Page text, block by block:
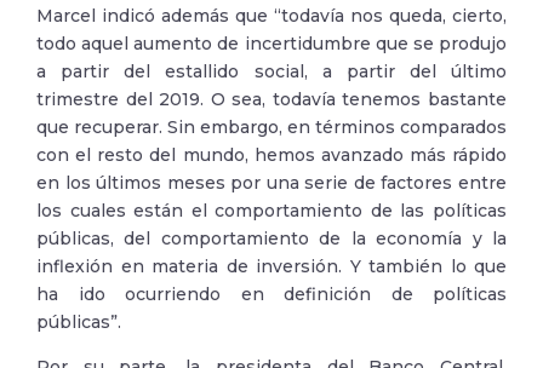
Marcel indicó además que “todavía nos queda, cierto,
todo aquel aumento de incertidumbre que se produjo
a partir del estallido social, a partir del último
trimestre del 2019. O sea, todavía tenemos bastante
que recuperar. Sin embargo, en términos comparados
con el resto del mundo, hemos avanzado más rápido
en los últimos meses por una serie de factores entre
los cuales están el comportamiento de las políticas
públicas, del comportamiento de la economía y la
inflexión en materia de inversión. Y también lo que
ha ido ocurriendo en definición de políticas
públicas”.